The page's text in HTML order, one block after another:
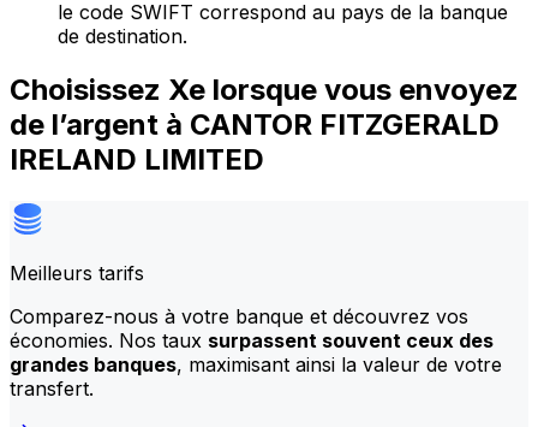
le code SWIFT correspond au pays de la banque
de destination.
Choisissez Xe lorsque vous envoyez
de l’argent à CANTOR FITZGERALD
IRELAND LIMITED
Meilleurs tarifs
Comparez-nous à votre banque et découvrez vos
économies. Nos taux surpassent souvent ceux des
grandes banques, maximisant ainsi la valeur de votre
transfert.